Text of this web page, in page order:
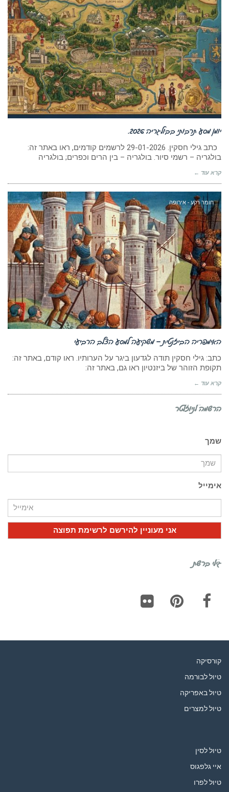
יומן מסע תרבותי בבולגריה 2026.
כתב גילי חסקין. 29-01-2026 לרשמים קודמים, ראו באתר זה:
בולגריה – רשמי סיור. בולגריה – בין הרים וכפרים; בולגריה
קרא עוד ←
חומר רקע - אירופה
האימפריה הביזנטית – משקיעה למסע הצלב הרביעי
כתב: גילי חסקין תודה לגדעון ביגר על הערותיו. ראו קודם, באתר זה:
תקופת הזוהר של ביזנטיון ראו גם, באתר זה:
קרא עוד ←
הרשמה לניוזלטר
שמך
אימייל
גילי ברשת
קורסיקה
טיול לבורמה
טיול באפריקה
טיול למצרים
טיול לסין
איי גלפגוס
טיול לפרו